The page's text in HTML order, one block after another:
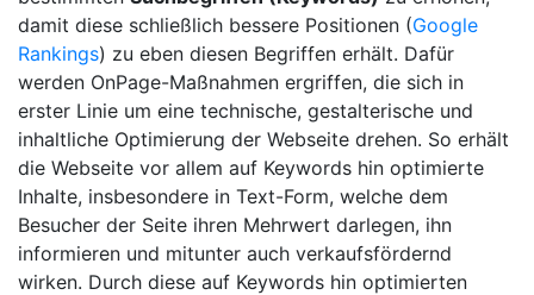
damit diese schließlich bessere Positionen (Google
Rankings) zu eben diesen Begriffen erhält. Dafür
werden OnPage-Maßnahmen ergriffen, die sich in
erster Linie um eine technische, gestalterische und
inhaltliche Optimierung der Webseite drehen. So erhält
die Webseite vor allem auf Keywords hin optimierte
Inhalte, insbesondere in Text-Form, welche dem
Besucher der Seite ihren Mehrwert darlegen, ihn
informieren und mitunter auch verkaufsfördernd
wirken. Durch diese auf Keywords hin optimierten